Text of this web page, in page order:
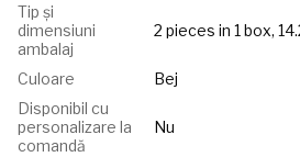
Tip și
dimensiuni
ambalaj
2 pieces in 1 box,
Culoare
Bej
Disponibil cu
personalizare la
comandă
Nu